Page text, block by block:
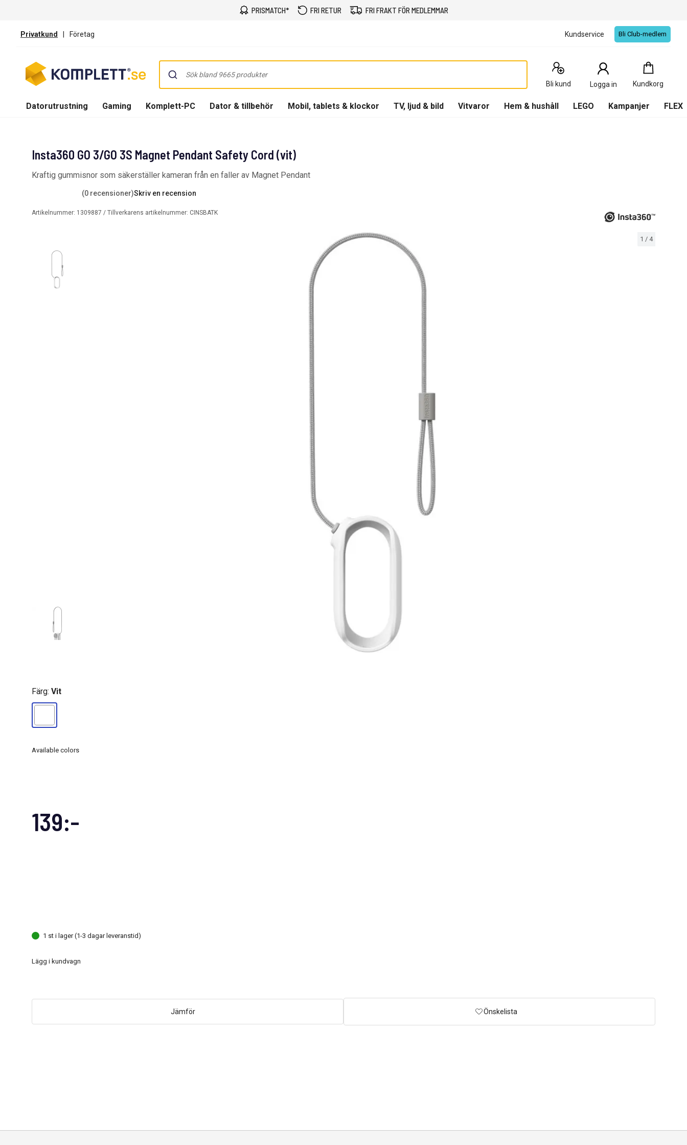
PRISMATCH* FRI RETUR FRI FRAKT FÖR MEDLEMMAR
Privatkund | Företag Kundservice Bli Club-medlem
Bli kund Logga in Kundkorg
Kundkorg
0
Produkter
Datorutrustning Gaming Komplett-PC Dator & tillbehör Mobil, tablets & klockor TV, ljud & bild Vitvaror Hem & hushåll LEGO Kampanjer FLEX
1 / 4
Insta360 GO 3/GO 3S Magnet Pendant Safety Cord (vit)
Kraftig gummisnor som säkerställer kameran från en faller av Magnet Pendant
(0 recensioner)Skriv en recension
Artikelnummer: 1309887 / Tillverkarens artikelnummer: CINSBATK
139:-
Färg: Vit
Available colors
1 st i lager (1-3 dagar leveranstid)
Lägg i kundvagn
Jämför Önskelista